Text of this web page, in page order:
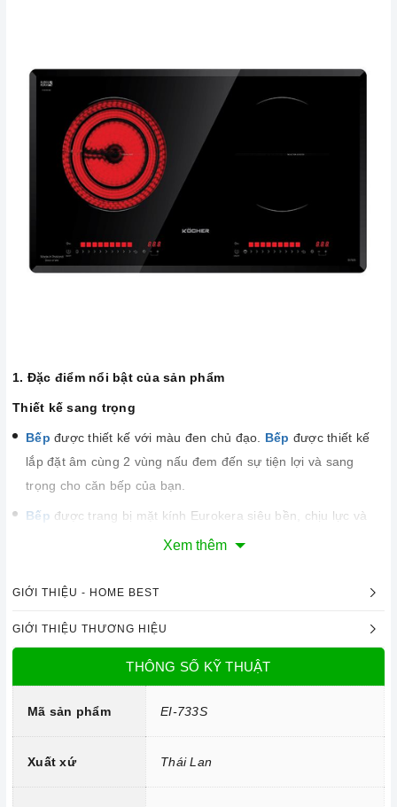
1. Đặc điểm nổi bật của sản phẩm
Thiết kế sang trọng
Bếp được thiết kế với màu đen chủ đạo. Bếp được thiết kế
lắp đặt âm cùng 2 vùng nấu đem đến sự tiện lợi và sang
trọng cho căn bếp của bạn.
Bếp được trang bị mặt kính Eurokera siêu bền, chịu lực và
chịu nhiệt tốt, dễ vệ sinh.
Công nghệ hiện đại
Công nghệ biến tần INVERTER tiết kiệm 40% điện năng.
Trang bị 10 dải công suất nấu.
Xem thêm
GIỚI THIỆU - HOME BEST
GIỚI THIỆU THƯƠNG HIỆU
THÔNG SỐ KỸ THUẬT
Mã sản phẩm EI-733S
Xuất xứ Thái Lan